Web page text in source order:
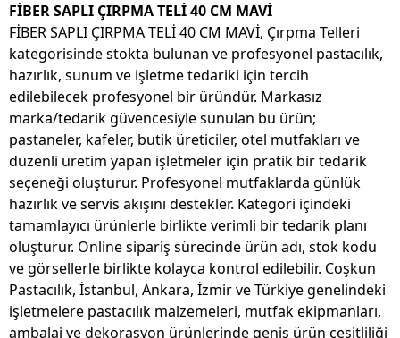
FİBER SAPLI ÇIRPMA TELİ 40 CM MAVİ
FİBER SAPLI ÇIRPMA TELİ 40 CM MAVİ, Çırpma Telleri
kategorisinde stokta bulunan ve profesyonel pastacılık,
hazırlık, sunum ve işletme tedariki için tercih
edilebilecek profesyonel bir üründür. Markasız
marka/tedarik güvencesiyle sunulan bu ürün;
pastaneler, kafeler, butik üreticiler, otel mutfakları ve
düzenli üretim yapan işletmeler için pratik bir tedarik
seçeneği oluşturur. Profesyonel mutfaklarda günlük
hazırlık ve servis akışını destekler. Kategori içindeki
tamamlayıcı ürünlerle birlikte verimli bir tedarik planı
oluşturur. Online sipariş sürecinde ürün adı, stok kodu
ve görsellerle birlikte kolayca kontrol edilebilir. Coşkun
Pastacılık, İstanbul, Ankara, İzmir ve Türkiye genelindeki
işletmelere pastacılık malzemeleri, mutfak ekipmanları,
ambalaj ve dekorasyon ürünlerinde geniş ürün çeşitliliği